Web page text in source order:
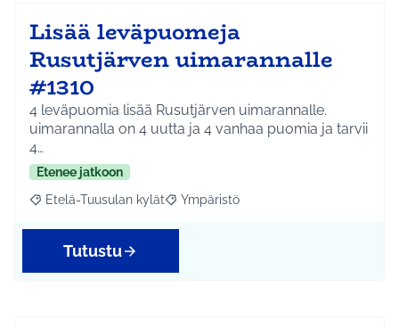
Lisää leväpuomeja
Rusutjärven uimarannalle
#1310
4 leväpuomia lisää Rusutjärven uimarannalle.
uimarannalla on 4 uutta ja 4 vanhaa puomia ja tarvii
4…
Etenee jatkoon
Rajaa tulokset aihepiirin mukaan: Etelä-Tuusulan kylät
Etelä-Tuusulan kylät Rajaa tulokset teeman mukaan:
Ympäristö
Tutustu